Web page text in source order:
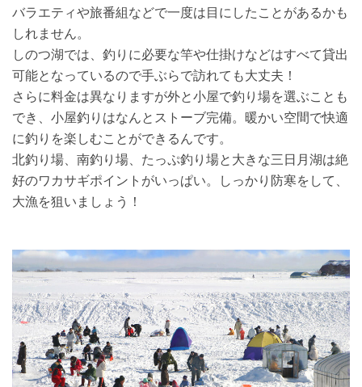
バラエティや旅番組などで一度は目にしたことがあるかも
しれません。
しのつ湖では、釣りに必要な竿や仕掛けなどはすべて貸出
可能となっているので手ぶらで訪れても大丈夫！
さらに料金は異なりますが外と小屋で釣り場を選ぶことも
でき、小屋釣りはなんとストーブ完備。暖かい空間で快適
に釣りを楽しむことができるんです。
北釣り場、南釣り場、たっぷ釣り場と大きな三日月湖は絶
好のワカサギポイントがいっぱい。しっかり防寒をして、
大漁を狙いましょう！